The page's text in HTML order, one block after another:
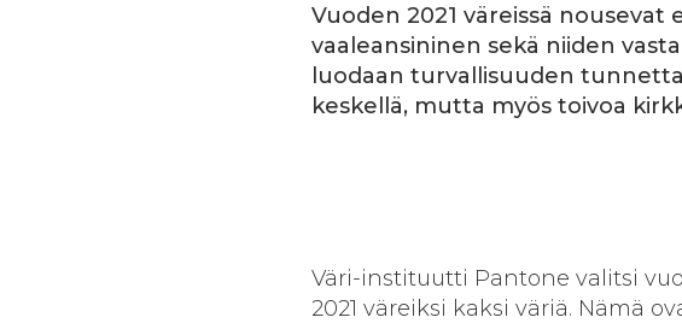
Vuoden 2021 väreissä nousevat
vaaleansininen sekä niiden
luodaan turvallisuuden
keskellä, mutta myös toivoa
Väri-instituutti Pantone valitsi
2021 väreiksi kaksi väriä. Nämä